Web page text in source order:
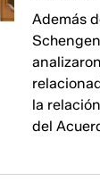
Además
la
del